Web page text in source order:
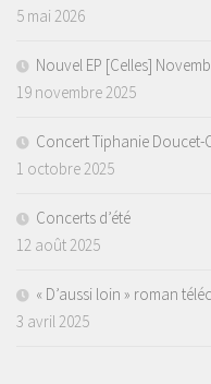
5 mai 2026
Nouvel EP [Celles]
19 novembre 2025
Concert Tiphanie Doucet-
1 octobre 2025
Concerts d’été
12 août 2025
« D’aussi loin » roman
3 avril 2025